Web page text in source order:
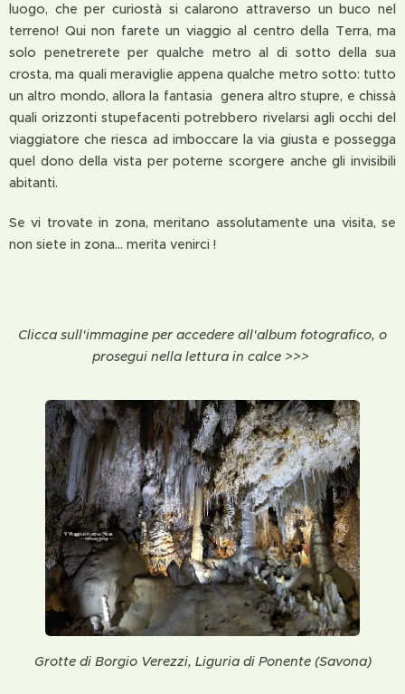
luogo, che per curiostà si calarono attraverso un buco nel
terreno! Qui non farete un viaggio al centro della Terra, ma
solo penetrerete per qualche metro al di sotto della sua
crosta, ma quali meraviglie appena qualche metro sotto: tutto
un altro mondo, allora la fantasia genera altro stupre, e chissà
quali orizzonti stupefacenti potrebbero rivelarsi agli occhi del
viaggiatore che riesca ad imboccare la via giusta e possegga
quel dono della vista per poterne scorgere anche gli invisibili
abitanti.
Se vi trovate in zona, meritano assolutamente una visita, se
non siete in zona... merita venirci !
Clicca sull'immagine per accedere all'album fotografico, o
prosegui nella lettura in calce >>>
Grotte di Borgio Verezzi, Liguria di Ponente (Savona)